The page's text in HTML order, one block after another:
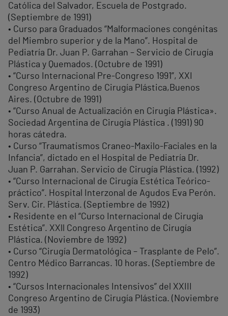
Católica del Salvador, Escuela de Postgrado.
(Septiembre de 1991)
• Curso para Graduados “Malformaciones congénitas
del Miembro superior y de la Mano”. Hospital de
Pediatría Dr. Juan P. Garrahan – Servicio de Cirugía
Plástica y Quemados. (Octubre de 1991)
• “Curso Internacional Pre-Congreso 1991”, XXI
Congreso Argentino de Cirugía Plástica,Buenos
Aires. (Octubre de 1991)
• “Curso Anual de Actualización en Cirugía Plástica».
Sociedad Argentina de Cirugía Plástica . (1991) 90
horas cátedra.
• Curso “Traumatismos Craneo-Maxilo-Faciales en la
Infancia”, dictado en el Hospital de Pediatría Dr.
Juan P. Garrahan. Servicio de Cirugía Plástica. (1992)
• “Curso Internacional de Cirugía Estética Teórico-
práctico”. Hospital Interzonal de Agudos Eva Perón.
Serv. Cir. Plástica. (Septiembre de 1992)
• Residente en el “Curso Internacional de Cirugía
Estética”. XXll Congreso Argentino de Cirugía
Plástica. (Noviembre de 1992)
• Curso “Cirugía Dermatológica – Trasplante de Pelo”.
Centro Médico Barrancas. 10 horas. (Septiembre de
1992)
• “Cursos Internacionales Intensivos” del XXIII
Congreso Argentino de Cirugía Plástica. (Noviembre
de 1993)